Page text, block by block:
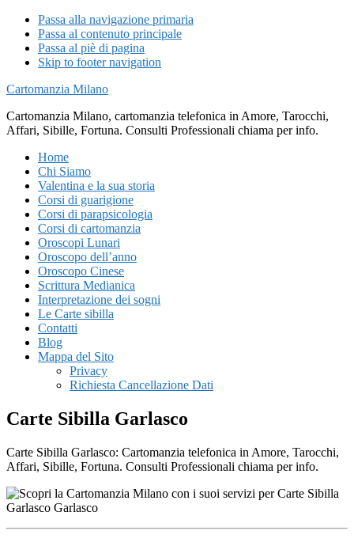
Passa alla navigazione primaria
Passa al contenuto principale
Passa al piè di pagina
Skip to footer navigation
Cartomanzia Milano
Cartomanzia Milano, cartomanzia telefonica in Amore, Tarocchi,
Affari, Sibille, Fortuna. Consulti Professionali chiama per info.
Home
Chi Siamo
Valentina e la sua storia
Corsi di guarigione
Corsi di parapsicologia
Corsi di cartomanzia
Oroscopi Lunari
Oroscopo dell’anno
Oroscopo Cinese
Scrittura Medianica
Interpretazione dei sogni
Le Carte sibilla
Contatti
Blog
Mappa del Sito
Privacy
Richiesta Cancellazione Dati
Carte Sibilla Garlasco
Carte Sibilla Garlasco: Cartomanzia telefonica in Amore, Tarocchi,
Affari, Sibille, Fortuna. Consulti Professionali chiama per info.